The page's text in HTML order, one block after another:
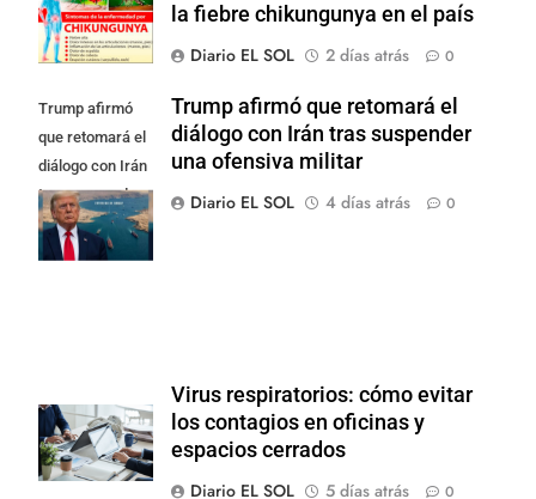
la fiebre chikungunya en el país
Diario EL SOL
2 días atrás 0
Trump afirmó
que retomará el
diálogo con Irán
tras suspender
una ofensiva
militar
Trump afirmó que retomará el
diálogo con Irán tras suspender
una ofensiva militar
Diario EL SOL
4 días atrás 0
Virus respiratorios: cómo evitar
los contagios en oficinas y
espacios cerrados
Diario EL SOL
5 días atrás 0